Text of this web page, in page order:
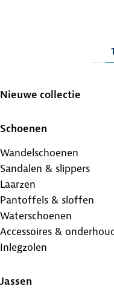
1
Nieuwe collectie
Schoenen
Wandelschoenen
Sandalen & slippers
Laarzen
Pantoffels & sloffen
Waterschoenen
Accessoires &
Inlegzolen
Jassen